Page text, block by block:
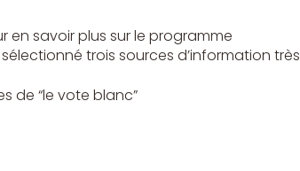
en savoir plus sur le programme
trois sources d’information très
de “le vote blanc”